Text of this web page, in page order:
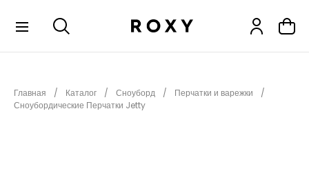
НОВИНКИ
Главная Каталог Сноуборд
Перчатки и варежки
Сноубордические Перчатки Jetty